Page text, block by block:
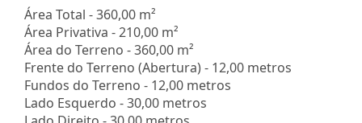
Área Total - 360,00 m²
Área Privativa - 210,00 m²
Área do Terreno - 360,00 m²
Frente do Terreno (Abertura) - 12,00 metros
Fundos do Terreno - 12,00 metros
Lado Esquerdo - 30,00 metros